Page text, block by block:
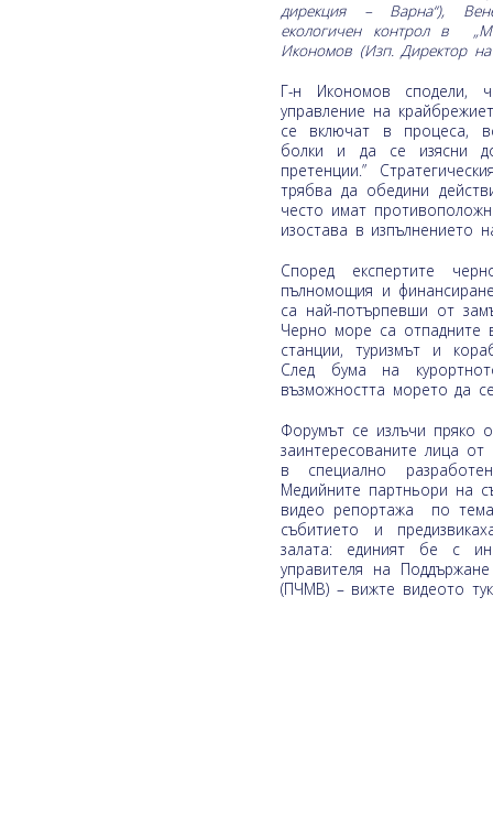
дирекция – Варна“),
екологичен контрол в
Икономов (Изп. Директор на
Г-н Икономов сподели,
управление на
се включат в процеса,
болки и да се изясни
претенции.”
трябва да обедини
често имат
изостава в изпълнението
Според експертите
пълномощия и
са най-потърпевши от
Черно море са отпадните
станции, туризмът и
След бума на
възможността морето да
Форумът се излъчи пряко
заинтересованите лица
в специално
Медийните партньори на
видео репортажа по
събитието и
залата: единият бе с
управителя на
(ПЧМВ) – вижте видеото